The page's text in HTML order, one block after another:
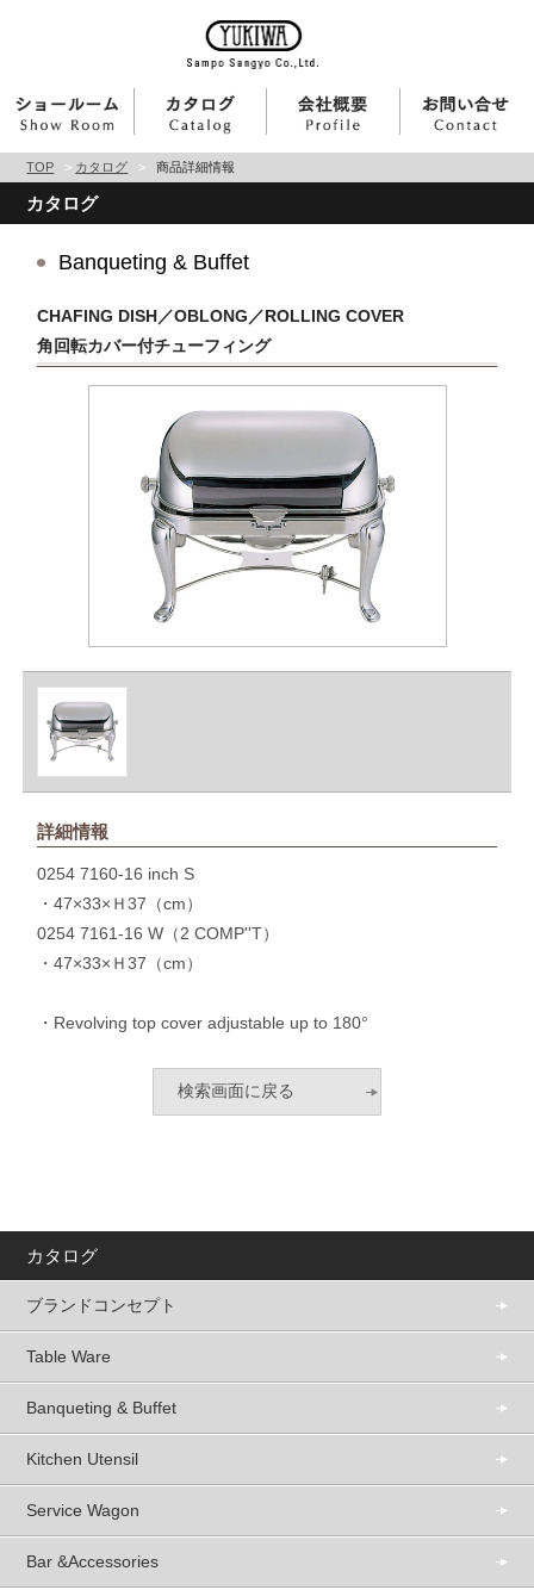
TOP > カタログ > 商品詳細情報
カタログ
Banqueting & Buffet
CHAFING DISH／OBLONG／ROLLING COVER
角回転カバー付チューフィング
詳細情報
0254 7160-16 inch S
・47×33×Ｈ37（cm）
0254 7161-16 W（2 COMP''T）
・47×33×Ｈ37（cm）
・Revolving top cover adjustable up to 180°
カタログ
ブランドコンセプト
Table Ware
Banqueting & Buffet
Kitchen Utensil
Service Wagon
Bar &Accessories